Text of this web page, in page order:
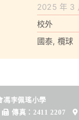
2025 年 3
校外
國泰, 欖球
馮李佩瑤小學
傳真：2411 2207